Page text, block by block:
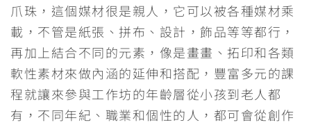
爪珠，這個媒材很是親人，它可以被各種媒材乘
載，不管是紙張、拼布、設計，飾品等等都行，
再加上結合不同的元素，像是畫畫、拓印和各類
軟性素材來做內涵的延伸和搭配，豐富多元的課
程就讓來參與工作坊的年齡層從小孩到老人都
有，不同年紀、職業和個性的人，都可會從創作